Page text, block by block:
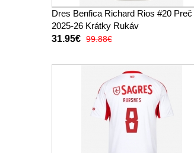
Dres Benfica Richard Rios #20 Preč
2025-26 Krátky Rukáv
31.95€ 99.88€